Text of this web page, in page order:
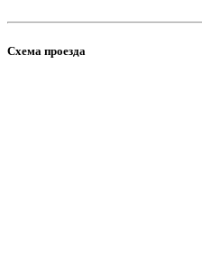
Схема проезда